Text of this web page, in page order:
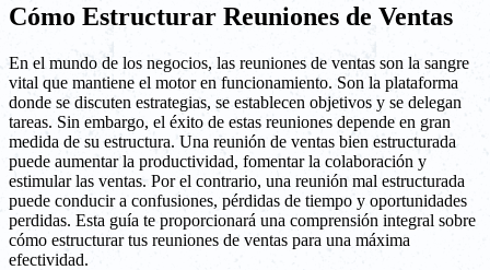
Cómo Estructurar Reuniones de Ventas
En el mundo de los negocios, las reuniones de ventas son la sangre
vital que mantiene el motor en funcionamiento. Son la plataforma
donde se discuten estrategias, se establecen objetivos y se delegan
tareas. Sin embargo, el éxito de estas reuniones depende en gran
medida de su estructura. Una reunión de ventas bien estructurada
puede aumentar la productividad, fomentar la colaboración y
estimular las ventas. Por el contrario, una reunión mal estructurada
puede conducir a confusiones, pérdidas de tiempo y oportunidades
perdidas. Esta guía te proporcionará una comprensión integral sobre
cómo estructurar tus reuniones de ventas para una máxima
efectividad.